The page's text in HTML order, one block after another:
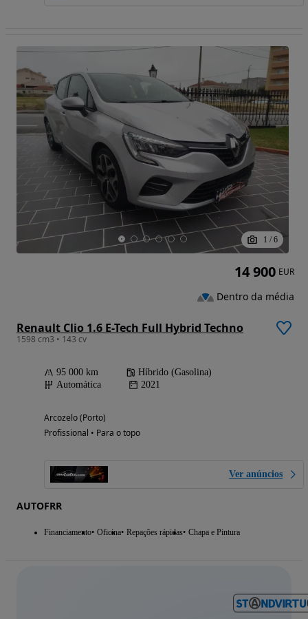
1 / 6
Renault Clio 1.6 E-Tech Full Hybrid Techno
1598 cm3 • 143 cv
95 000 km
Híbrido (Gasolina)
Automática
2021
Arcozelo (Porto)
Profissional • Para o topo
Ver anúncios
AUTOFRR
Financiamento Oficina Repações rápidas Chapa e Pintura
14 900 EUR
Dentro da média